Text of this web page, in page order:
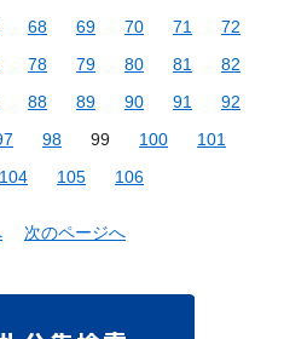
68 69 70 71
72
78 79 80 81
82
88 89 90 91
92
98 99 100
101
104 105 106
次のページへ